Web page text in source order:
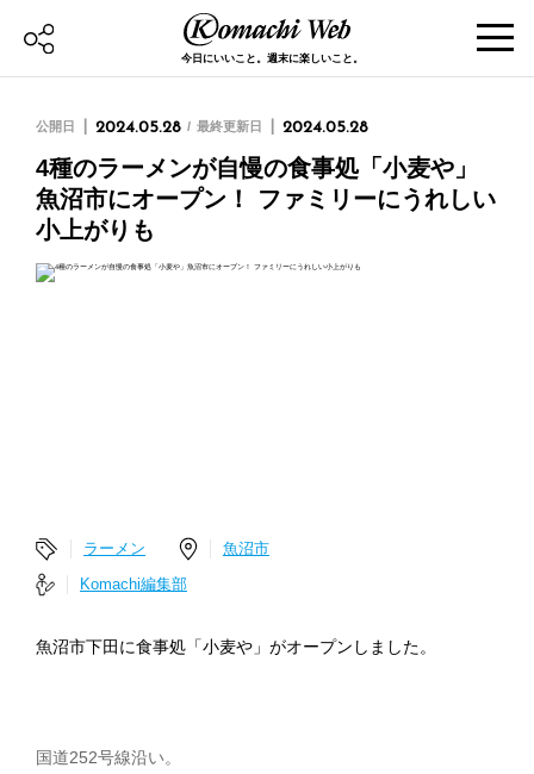
今日にいいこと。週末に楽しいこと。
公開日 2024.05.28 最終更新日 2024.05.28
4種のラーメンが自慢の食事処「小麦や」
魚沼市にオープン！ ファミリーにうれしい
小上がりも
ラーメン
魚沼市
Komachi編集部
魚沼市下田に食事処「小麦や」がオープンしました。
国道252号線沿い。